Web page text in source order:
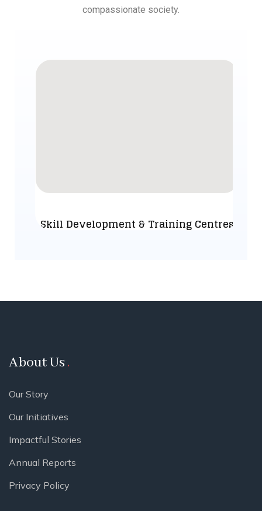
compassionate society.
Skill Development & Training Centres
About Us
Our Story
Our Initiatives
Impactful Stories
Annual Reports
Privacy Policy